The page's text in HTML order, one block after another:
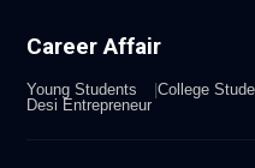
Career Affair
Young Students College
Desi Entrepreneur